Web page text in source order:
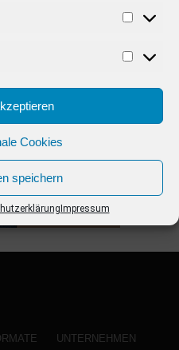
Cookies
speichern
Impressum
UNTERNEHMEN